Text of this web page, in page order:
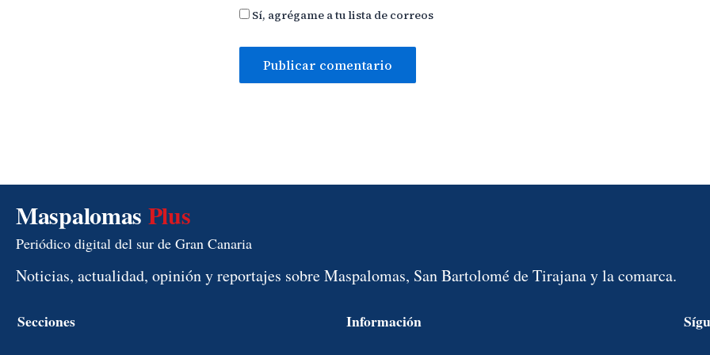
Sí, agrégame a tu lista de correos
Maspalomas Plus
Periódico digital del sur de Gran Canaria
Noticias, actualidad, opinión y reportajes sobre Maspalomas, San Bartolomé de Tirajana y la comarca.
Secciones Información